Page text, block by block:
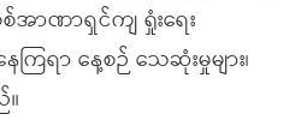
အာဏာရှင်ကျ ရှုံးရေး
ာ နေ့စဉ် သေဆုံးမှုများ၊